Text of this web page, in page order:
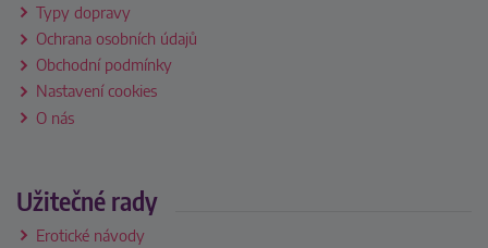
Typy dopravy
Ochrana osobních údajů
Obchodní podmínky
Nastavení cookies
O nás
Užitečné rady
Erotické návody